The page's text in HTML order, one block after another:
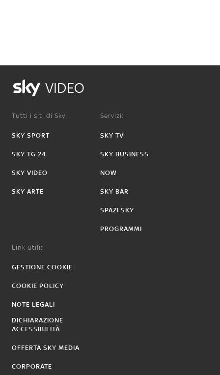
VIDEO
Tutti i siti di Sky:
SKY SPORT
SKY TG 24
SKY VIDEO
SKY ARTE
Servizi:
SKY TV
SKY BUSINESS
NOW
SKY BAR
SPAZI SKY
PROGRAMMI
Link utili:
GESTIONE COOKIE
COOKIE POLICY
NOTE LEGALI
DICHIARAZIONE
ACCESSIBILITÀ
OFFERTA SKY MEDIA
CORPORATE